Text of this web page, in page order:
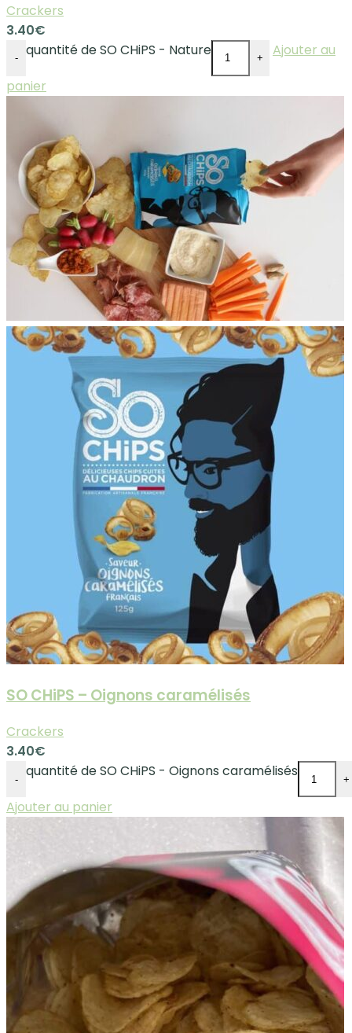
Crackers
3.40€
- quantité de SO CHiPS - Nature +
Ajouter au
panier
SO CHiPS – Oignons caramélisés
Crackers
3.40€
- quantité de SO CHiPS - Oignons caramélisés +
Ajouter au panier